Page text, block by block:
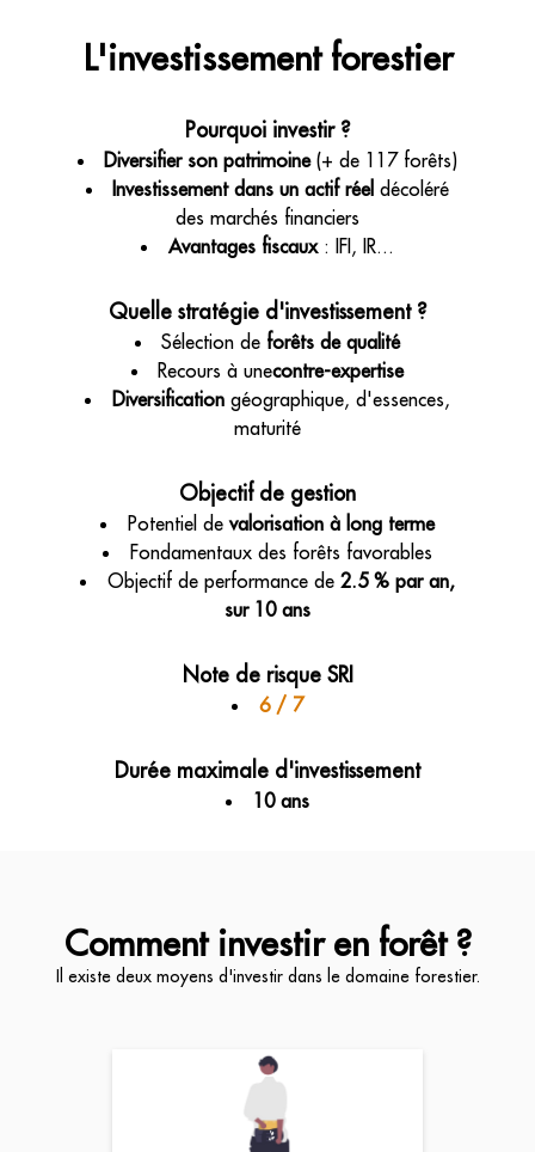
L'investissement forestier
Pourquoi investir ?
Diversifier son patrimoine(+ de 117 forêts)
Investissement dans un actif réel décoléré
des marchés financiers
Avantages fiscaux: IFI, IR...
Quelle stratégie d'investissement ?
Sélection de forêts de qualité
Recours à unecontre-expertise
Diversificationgéographique, d'essences,
maturité
Objectif de gestion
Potentiel devalorisation à long terme
Fondamentaux des forêts favorables
Objectif de performance de 2.5 % par an,
sur 10 ans
Note de risque SRI
6 / 7
Durée maximale d'investissement
10 ans
Comment investir en forêt ?
Il existe deux moyens d'investir dans le domaine forestier.